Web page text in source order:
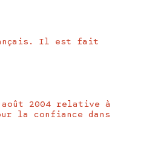
Il est fait
2004 relative à
la confiance dans